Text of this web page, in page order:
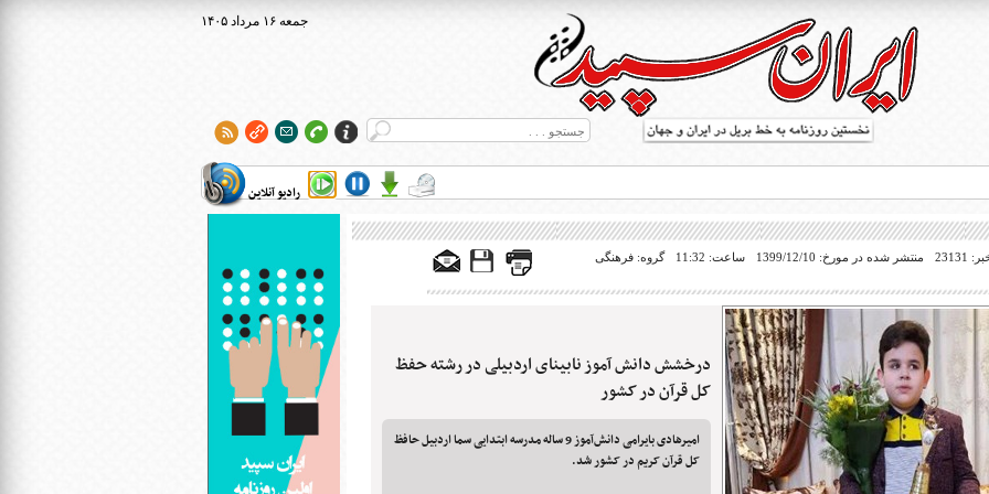
۱۴۰۵ جمعه ۱۶ مرداد
رادیو آنلاین
بریل در جهان
منتشر شده در مورخ: 1399/12/10 ساعت: 11:32 گروه: فرهنگی
درخشش دانش آموز نابینای اردبیلی در رشته حفظ
کل قرآن در کشور
امیرهادی بایرامی دانش‌آموز 9 ‌ساله مدرسه ابتدایی سما اردبیل حافظ
کل قرآن کریم در کشور شد.